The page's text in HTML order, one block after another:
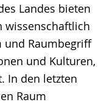
Landes bieten
wissenschaftlich
und Raumbegriff
und Kulturen,
In den letzten
Raum